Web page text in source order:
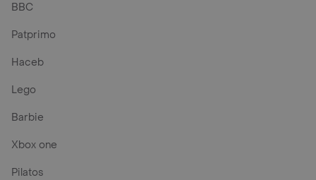
BBC
Patprimo
Haceb
Lego
Barbie
Xbox one
Pilatos